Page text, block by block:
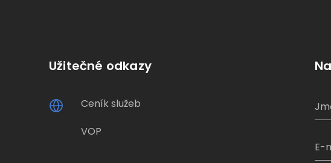
Užitečné odkazy
Ceník služeb
VOP